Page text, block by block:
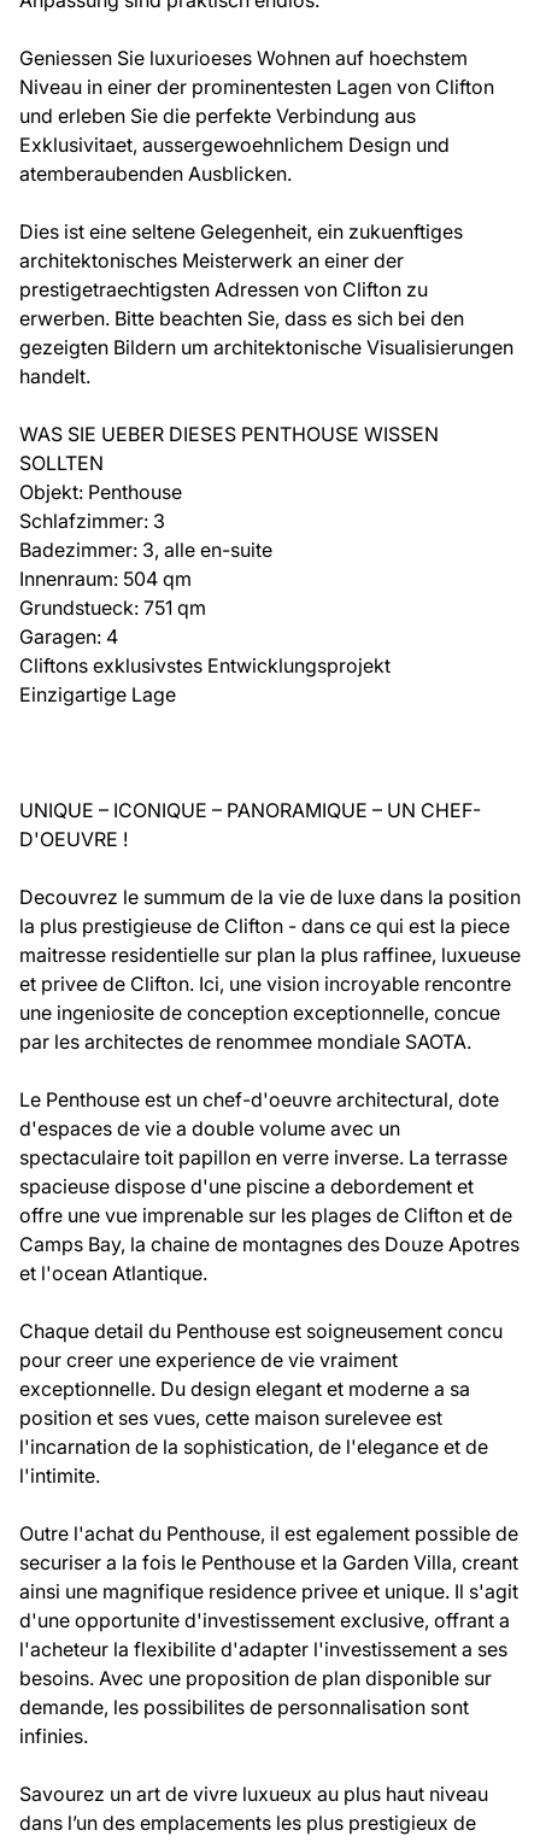
Geniessen Sie luxurioeses Wohnen auf hoechstem
Niveau in einer der prominentesten Lagen von Clifton
und erleben Sie die perfekte Verbindung aus
Exklusivitaet, aussergewoehnlichem Design und
atemberaubenden Ausblicken.
Dies ist eine seltene Gelegenheit, ein zukuenftiges
architektonisches Meisterwerk an einer der
prestigetraechtigsten Adressen von Clifton zu
erwerben. Bitte beachten Sie, dass es sich bei den
gezeigten Bildern um architektonische Visualisierungen
handelt.
WAS SIE UEBER DIESES PENTHOUSE WISSEN
SOLLTEN
Objekt: Penthouse
Schlafzimmer: 3
Badezimmer: 3, alle en-suite
Innenraum: 504 qm
Grundstueck: 751 qm
Garagen: 4
Cliftons exklusivstes Entwicklungsprojekt
Einzigartige Lage
UNIQUE – ICONIQUE – PANORAMIQUE – UN CHEF-
D'OEUVRE !
Decouvrez le summum de la vie de luxe dans la position
la plus prestigieuse de Clifton - dans ce qui est la piece
maitresse residentielle sur plan la plus raffinee, luxueuse
et privee de Clifton. Ici, une vision incroyable rencontre
une ingeniosite de conception exceptionnelle, concue
par les architectes de renommee mondiale SAOTA.
Le Penthouse est un chef-d'oeuvre architectural, dote
d'espaces de vie a double volume avec un
spectaculaire toit papillon en verre inverse. La terrasse
spacieuse dispose d'une piscine a debordement et
offre une vue imprenable sur les plages de Clifton et de
Camps Bay, la chaine de montagnes des Douze Apotres
et l'ocean Atlantique.
Chaque detail du Penthouse est soigneusement concu
pour creer une experience de vie vraiment
exceptionnelle. Du design elegant et moderne a sa
position et ses vues, cette maison surelevee est
l'incarnation de la sophistication, de l'elegance et de
l'intimite.
Outre l'achat du Penthouse, il est egalement possible de
securiser a la fois le Penthouse et la Garden Villa, creant
ainsi une magnifique residence privee et unique. Il s'agit
d'une opportunite d'investissement exclusive, offrant a
l'acheteur la flexibilite d'adapter l'investissement a ses
besoins. Avec une proposition de plan disponible sur
demande, les possibilites de personnalisation sont
infinies.
Savourez un art de vivre luxueux au plus haut niveau
dans l’un des emplacements les plus prestigieux de